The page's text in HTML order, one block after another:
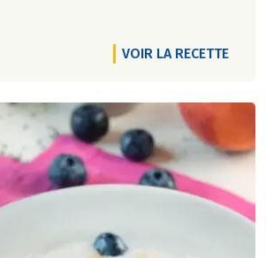
VOIR LA RECETTE